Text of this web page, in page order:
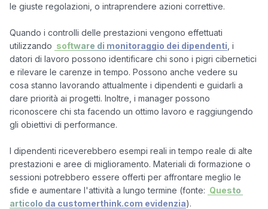
le giuste regolazioni, o intraprendere azioni correttive.
Quando i controlli delle prestazioni vengono effettuati
utilizzando software di monitoraggio dei dipendenti , i
datori di lavoro possono identificare chi sono i pigri cibernetici
e rilevare le carenze in tempo. Possono anche vedere su
cosa stanno lavorando attualmente i dipendenti e guidarli a
dare priorità ai progetti. Inoltre, i manager possono
riconoscere chi sta facendo un ottimo lavoro e raggiungendo
gli obiettivi di performance.
I dipendenti riceverebbero esempi reali in tempo reale di alte
prestazioni e aree di miglioramento. Materiali di formazione o
sessioni potrebbero essere offerti per affrontare meglio le
sfide e aumentare l'attività a lungo termine (fonte: Questo
articolo da customerthink.com evidenzia